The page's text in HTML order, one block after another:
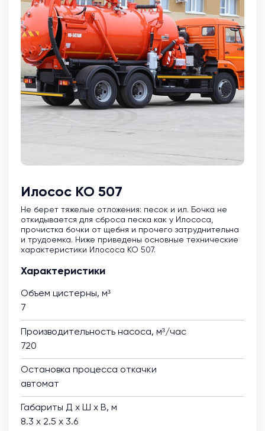
Илосос КО 507
Не берет тяжелые отложения: песок и ил. Бочка не
откидывается для сброса песка как у Илососа,
прочистка бочки от щебня и прочего затруднительна
и трудоемка. Ниже приведены основные технические
характеристики Илососа КО 507.
Характеристики
Объем цистерны, м³
7
Производительность насоса, м³/час
720
Остановка процесса откачки
автомат
Габариты Д х Ш х В, м
8.3 х 2.5 х 3.6